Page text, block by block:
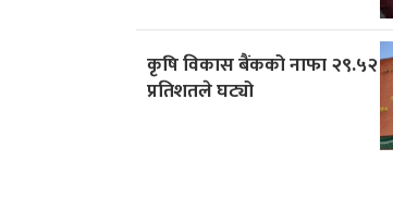
कृषि विकास बैंकको नाफा २९.५२
प्रतिशतले घट्यो